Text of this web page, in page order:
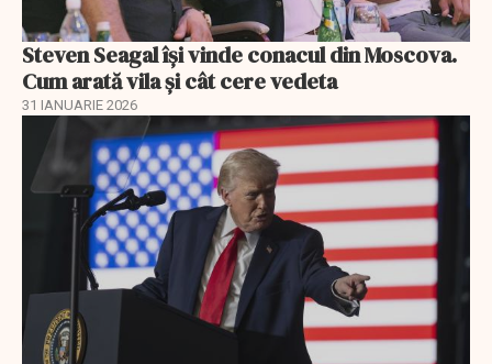
Steven Seagal își vinde conacul din Moscova.
Cum arată vila și cât cere vedeta
31 IANUARIE 2026